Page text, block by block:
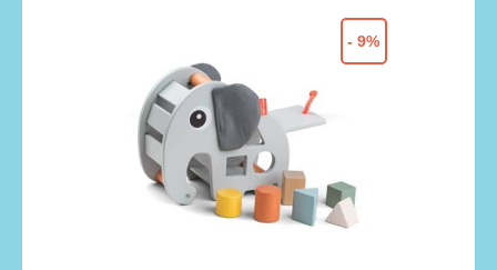
- 9%